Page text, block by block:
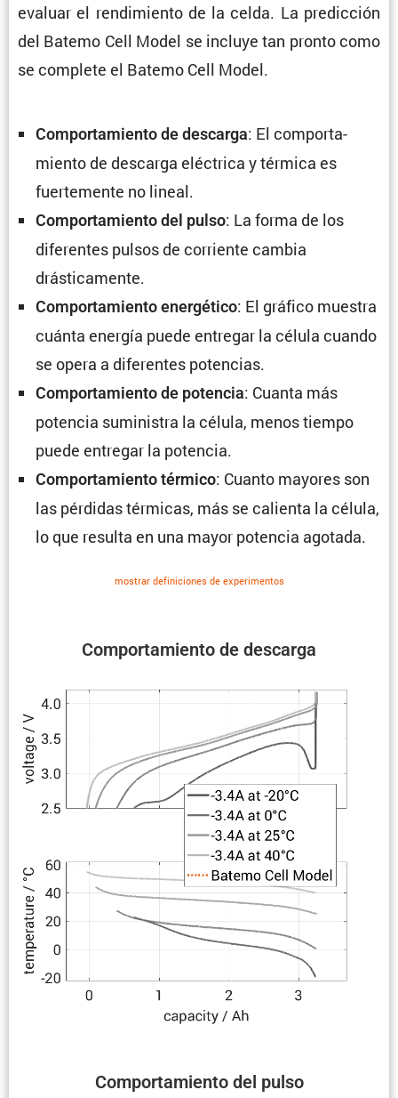
evaluar el rendi­miento de la celda. La predic­ción
del Batemo Cell Model se incluye tan pronto como
se complete el Batemo Cell Model.
Compor­ta­miento de descarga
Compor­ta­miento de descarga: El compor­ta­
miento de descarga eléctrica y térmica es
fuerte­mente no lineal.
Compor­ta­miento del pulso: La forma de los
diferentes pulsos de corriente cambia
drásticamente.
Compor­ta­miento energé­tico: El gráfico muestra
cuánta energía puede entregar la célula cuando
se opera a diferentes potencias.
Compor­ta­miento de potencia: Cuanta más
potencia suministra la célula, menos tiempo
puede entregar la potencia.
Compor­ta­miento térmico: Cuanto mayores son
las pérdidas térmicas, más se calienta la célula,
lo que resulta en una mayor potencia agotada.
Compor­ta­miento del pulso
mostrar defini­ciones de experi­mentos